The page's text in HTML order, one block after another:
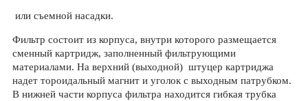
или съемной насадки.
Фильтр состоит из корпуса, внутри которого размещается
сменный картридж, заполненный фильтрующими
материалами. На верхний (выходной) штуцер картриджа
надет тороидальный магнит и уголок с выходным патрубком.
В нижней части корпуса фильтра находится гибкая трубка